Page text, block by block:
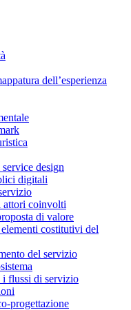
dell’esperienza
design
digitali
attori coinvolti
di valore
costitutivi del
del servizio
i flussi di servizio
progettazione